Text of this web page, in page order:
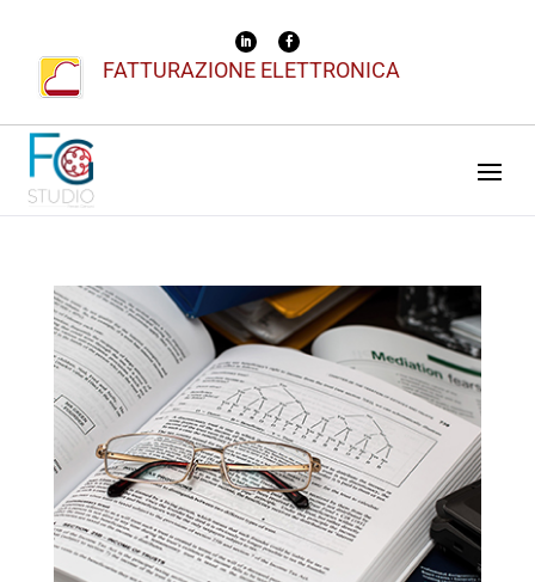
FATTURAZIONE ELETTRONICA